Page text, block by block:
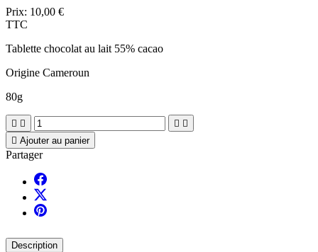
Prix: 10,00 €
TTC
Tablette chocolat au lait 55% cacao
Origine Cameroun
80g
   
 Ajouter au panier
Partager
Description